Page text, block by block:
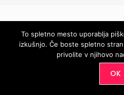
PRIPOROČAMO – NEGA
Pravilen nanos sončnih
Retinoidi: tretinoin,
Osnovna nega z The
To spletno mesto uporablja
izkušnjo. Če boste spletno
privolite v njihovo
OK